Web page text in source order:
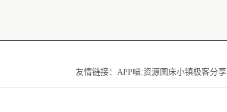
友情链接： APP喵:资源 图床小镇极客分享